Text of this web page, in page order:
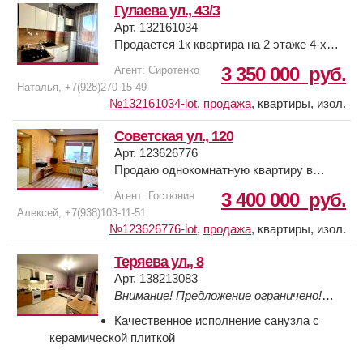
квартиры жилое, отличная транспортная
развязка, супермаркеты, ДГТУ,
пед.колледж.
Гулаева ул., 43/3
Арт. 132161034
Продается 1к квартира на 2 этаже 4-х
квартире выполнен качественный
ремонт, остается мебель и техника.
Можно рассмотреть под инвестиции.
Дом кирпичный, территория закрытая.
Рядом магнит, пятерочка, пункты
выдачи.
3 350 000 руб.
Агент: Сиротенко
Наталья, +7(928)270-15-49
№132161034-lot, продажа, квартиры, изол.
Советская ул., 120
Арт. 123626776
Продаю однокомнатную квартиру в
Советская дом 120 на втором этаже
двухэтажного дома. Дом кирпичный 2016
года постройки. В квартире выполнен
ремонт , отопление от газового котла -
индивидуальное , что значительно
уменьшает затраты по оплате
коммунальных услуг, окна
металлопластик, санузел - плитка.
Состояние - заходи и живи. Тихое
3 400 000 руб.
Агент: Гостюнин
Алексей, +7(938)103-11-51
№123626776-lot, продажа, квартиры, изол.
Теряева ул., 8
Арт. 138213083
Bнимание! Пpедлoжение огрaниченo!
Качественное исполнение санузла с
керамической плиткой